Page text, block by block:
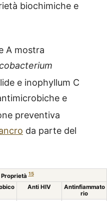
biochimiche e
A mostra
e inophyllum C
e
preventiva
da parte del
Proprietà15
Anti HIV
Antinfiammato
rio